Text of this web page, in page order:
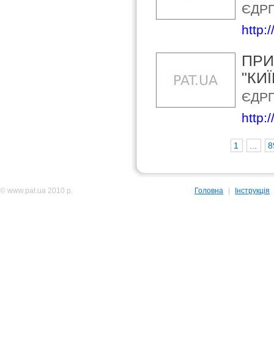
1
© www.pat.ua 2010 р. Головна Інструкція